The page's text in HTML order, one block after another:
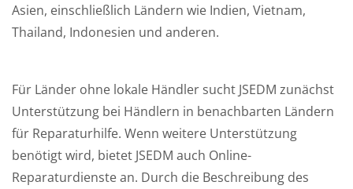
Asien, einschließlich Ländern wie Indien, Vietnam,
Thailand, Indonesien und anderen.
Für Länder ohne lokale Händler sucht JSEDM zunächst
Unterstützung bei Händlern in benachbarten Ländern
für Reparaturhilfe. Wenn weitere Unterstützung
benötigt wird, bietet JSEDM auch Online-
Reparaturdienste an. Durch die Beschreibung des